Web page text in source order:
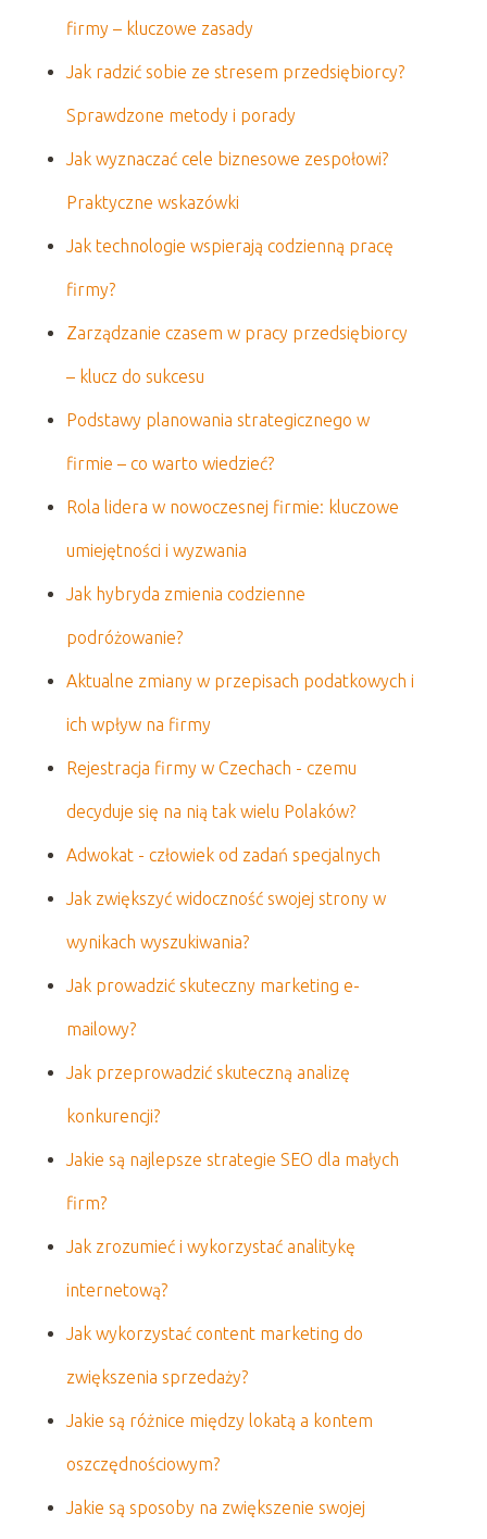
firmy – kluczowe zasady
Jak radzić sobie ze stresem przedsiębiorcy?
Sprawdzone metody i porady
Jak wyznaczać cele biznesowe zespołowi?
Praktyczne wskazówki
Jak technologie wspierają codzienną pracę
firmy?
Zarządzanie czasem w pracy przedsiębiorcy
– klucz do sukcesu
Podstawy planowania strategicznego w
firmie – co warto wiedzieć?
Rola lidera w nowoczesnej firmie: kluczowe
umiejętności i wyzwania
Jak hybryda zmienia codzienne
podróżowanie?
Aktualne zmiany w przepisach podatkowych i
ich wpływ na firmy
Rejestracja firmy w Czechach - czemu
decyduje się na nią tak wielu Polaków?
Adwokat - człowiek od zadań specjalnych
Jak zwiększyć widoczność swojej strony w
wynikach wyszukiwania?
Jak prowadzić skuteczny marketing e-
mailowy?
Jak przeprowadzić skuteczną analizę
konkurencji?
Jakie są najlepsze strategie SEO dla małych
firm?
Jak zrozumieć i wykorzystać analitykę
internetową?
Jak wykorzystać content marketing do
zwiększenia sprzedaży?
Jakie są różnice między lokatą a kontem
oszczędnościowym?
Jakie są sposoby na zwiększenie swojej